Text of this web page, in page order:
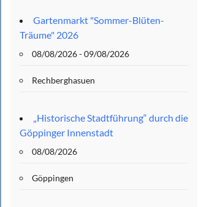
Gartenmarkt "Sommer-Blüten-
Träume" 2026
08/08/2026 - 09/08/2026
Rechberghasuen
„Historische Stadtführung“ durch die
Göppinger Innenstadt
08/08/2026
Göppingen